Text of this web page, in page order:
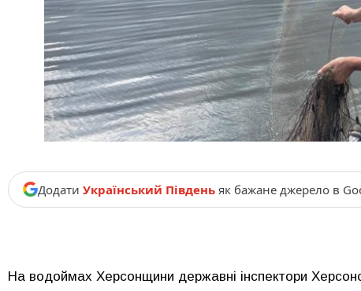
Додати Український Південь як бажане джерело в
На водоймах Херсонщини державні інспектори